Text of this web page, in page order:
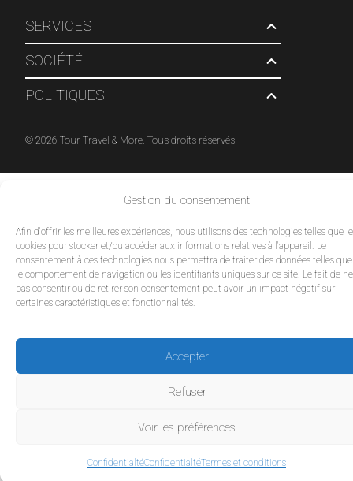
Gestion du consentement
Afin d'offrir les meilleures expériences, nous utilisons des technologies telles que
cookies pour stocker et/ou accéder aux informations relatives à l'appareil. Le
consentement à ces technologies nous permettra de traiter des données telles que
le comportement de navigation ou les identifiants uniques sur ce site. Le fait de ne
pas consentir ou de retirer son consentement peut avoir un impact négatif sur
certaines caractéristiques et fonctionnalités.
Accepter
Refuser
Voir les préférences
ConfidentialtéConfidentialtéTermes et conditions
SERVICES
SOCIÉTÉ
POLITIQUES
© 2026 Tour Travel & More. Tous droits réservés.